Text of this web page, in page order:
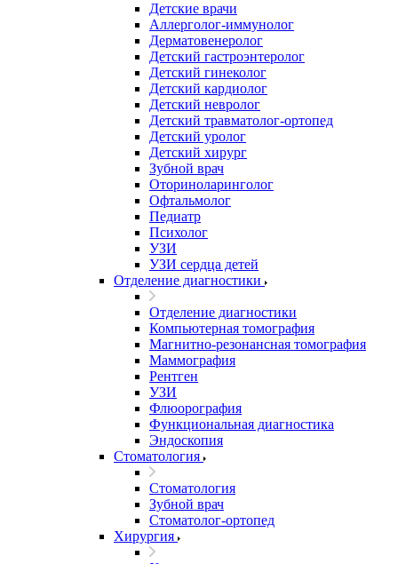
Детские врачи
Аллерголог-иммунолог
Дерматовенеролог
Детский гастроэнтеролог
Детский гинеколог
Детский кардиолог
Детский невролог
Детский травматолог-ортопед
Детский уролог
Детский хирург
Зубной врач
Оториноларинголог
Офтальмолог
Педиатр
Психолог
УЗИ
УЗИ сердца детей
Отделение диагностики
Отделение диагностики
Компьютерная томография
Магнитно-резонансная томография
Маммография
Рентген
УЗИ
Флюорография
Функциональная диагностика
Эндоскопия
Стоматология
Стоматология
Зубной врач
Стоматолог-ортопед
Хирургия